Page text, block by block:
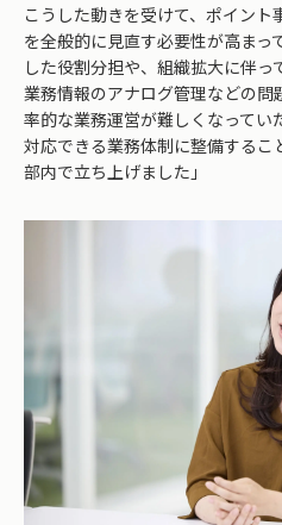
こうした動きを受けて、ポイン
を全般的に見直す必要性が高ま
した役割分担や、組織拡大に伴っ
業務情報のアナログ管理などの問
率的な業務運営が難しくなってい
対応できる業務体制に整備する
部内で立ち上げました」